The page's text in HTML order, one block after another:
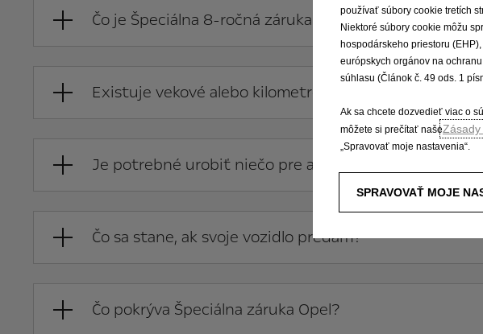
Čo je Špeciálna 8-ročná záruka Opel?
Existuje vekové alebo kilometrové obmedzenie pre
Je potrebné urobiť niečo pre aktiváciu Špeciálnej
Čo sa stane, ak svoje vozidlo predám?
Čo pokrýva Špeciálna záruka Opel?
používať súbory cookie tretích
Niektoré súbory cookie môžu
hospodárskeho priestoru
európskych orgánov na
súhlasu (Článok č. 49 ods. 1
Ak sa chcete dozvedieť viac o
môžete si prečítať naše
„Spravovať moje nastavenia“.
SPRAVOVAŤ MOJE